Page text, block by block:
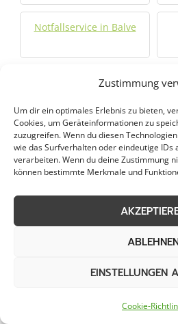
Zustimmung
Um dir ein optimales Erlebnis zu bieten,
Cookies, um Geräteinformationen zu
zuzugreifen. Wenn du diesen
wie das Surfverhalten oder eindeutige IDs
verarbeiten. Wenn du deine Zustimmung
können bestimmte Merkmale und
EINSTELLUNGEN
Cookie-
Notfallservice in Balve
Notfallservice in
Notfallservice in
Bilderstoeckchen
Notfallservice in Bottrop